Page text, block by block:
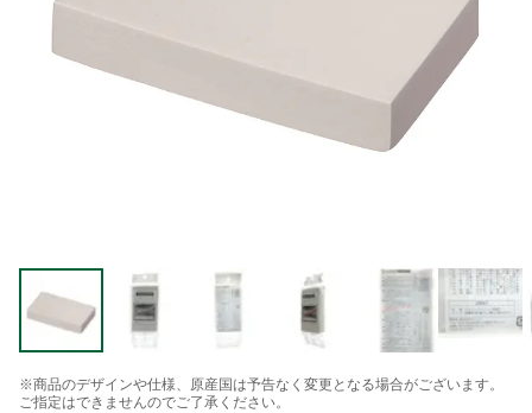
※商品のデザインや仕様、原産国は予告なく変更となる場合がございます。
ご指定はできませんのでご了承ください。